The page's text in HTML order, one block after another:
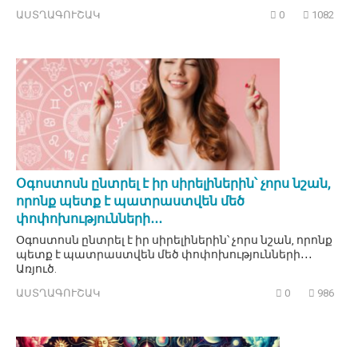
ԱՍՏՂԱԳՈՒՇԱԿ 0 1082
Օգոստոսն ընտրել է իր սիրելիներին՝ չորս նշան,
որոնք պետք է պատրաստվեն մեծ
փոփոխությունների․․․
Օգոստոսն ընտրել է իր սիրելիներին՝ չորս նշան, որոնք
պետք է պատրաստվեն մեծ փոփոխությունների․․․
Առյուծ.
ԱՍՏՂԱԳՈՒՇԱԿ 0 986